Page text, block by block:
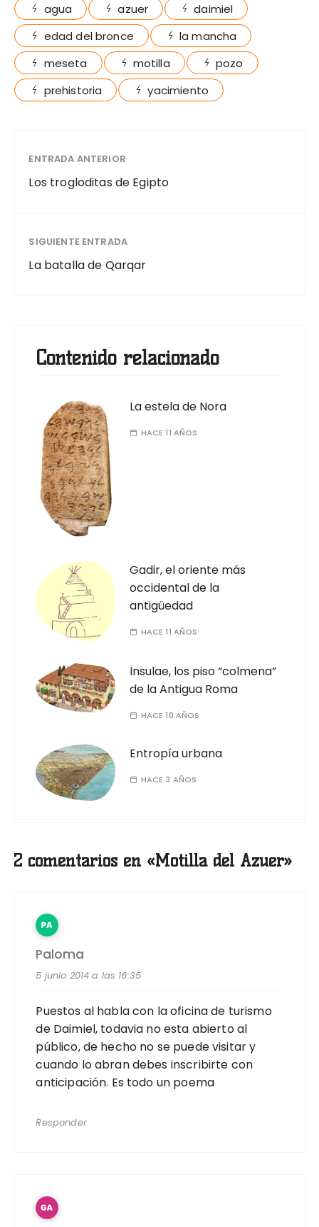
agua azuer
daimiel
edad del bronce
la mancha
meseta
motilla
pozo
prehistoria
yacimiento
ENTRADA ANTERIOR
Los trogloditas de Egipto
SIGUIENTE ENTRADA
La batalla de Qarqar
Contenido relacionado
Entropía urbana
HACE 3 AÑOS
Insulae, los piso “colmena”
de la Antigua Roma
HACE 10 AÑOS
Gadir, el oriente más
occidental de la
antigüedad
HACE 11 AÑOS
La estela de Nora
HACE 11 AÑOS
2 comentarios en «Motilla del Azuer»
Paloma
5 junio 2014 a las 16:35
Puestos al habla con la oficina de turismo
de Daimiel, todavia no esta abierto al
público, de hecho no se puede visitar y
cuando lo abran debes inscribirte con
anticipación. Es todo un poema
Responder